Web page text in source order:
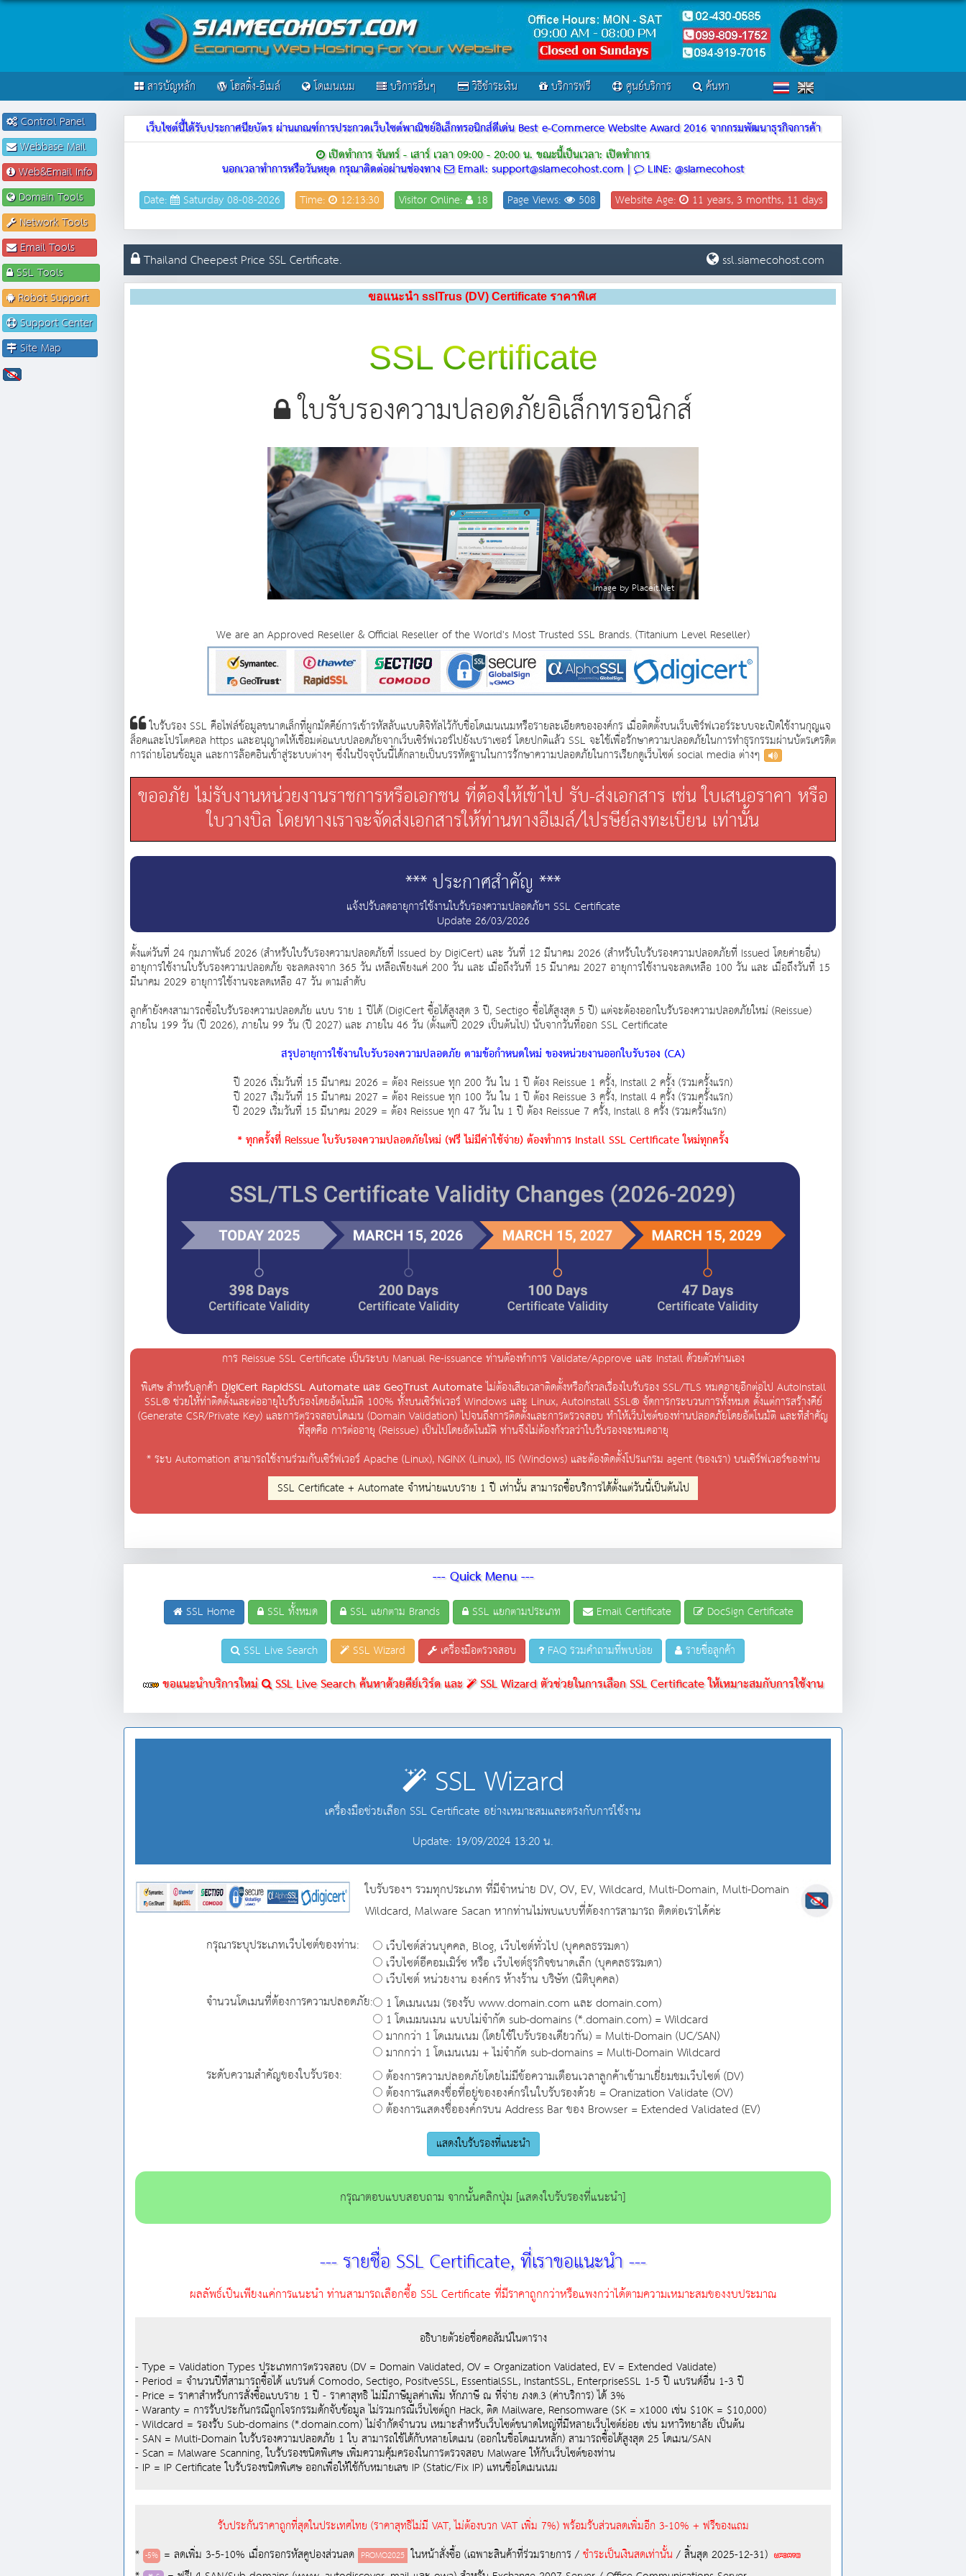
สารบัญหลัก โฮสติ้ง-อีเมล์ โดเมนเนม บริการอื่นๆ วิธีชำระเงิน บริการฟรี ศูนย์บริการ ค้นหา
เว็บไซต์นี้ได้รับประกาศนียบัตร ผ่านเกณฑ์การประกวดเว็บไซต์พาณิชย์อิเล็กทรอนิกส์ดีเด่น Best e-Commerce Website Award 2016 จากกรมพัฒนาธุรกิจการค้า
เปิดทำการ จันทร์ - เสาร์ เวลา 09:00 - 20:00 น.ขณะนี้เป็นเวลา: เปิดทำการ
นอกเวลาทำการหรือวันหยุด กรุณาติดต่อผ่านช่องทาง Email: support@siamecohost.com | LINE: @siamecohost
Date: Saturday 08-08-2026 Time: 12:13:30 Visitor Online: 18 Page Views: 508 Website Age: 11 years, 3 months, 11 days
Thailand Cheepest Price SSL Certificate. ssl.siamecohost.com
ขอแนะนำ sslTrus
SSL Certificate
ใบรับรองความปลอดภัยอิเล็กทรอนิกส์
Image by Placeit.Net
We are an Approved Reseller & Official Reseller of the World's Most Trusted SSL Brands. (Titanium Level Reseller)
ใบรับรอง SSL คือไฟล์ข้อมูลขนาดเล็กที่ผูกมัดคีย์การเข้ารหัสลับแบบดิจิทัลไว้กับชื่อโดเมนเนมหรือรายละเอียดขององค์กร เมื่อติดตั้งบนเว็บเซิร์ฟเวอร์ระบบจะเปิดใช้งานกุญแจ
ล็อคและโปรโตคอล https และอนุญาตให้เชื่อมต่อแบบปลอดภัยจากเว็บเซิร์ฟเวอร์ไปยังเบราเซอร์ โดยปกติแล้ว SSL จะใช้เพื่อรักษาความปลอดภัยในการทำธุรกรรมผ่านบัตรเครดิต
การถ่ายโอนข้อมูล และการล๊อคอินเข้าสู่ระบบต่างๆ ซึ่งในปัจจุบันนี้ได้กลายเป็นบรรทัดฐานในการรักษาความปลอดภัยในการเรียกดูเว็บไซต์ social media ต่างๆ
ขออภัย ไม่รับงานหน่วยงานราชการหรือเอกชน ที่ต้องให้เข้าไป รับ-ส่งเอกสาร เช่น ใบเสนอราคา หรือ
ใบวางบิล โดยทางเราจะจัดส่งเอกสารให้ท่านทางอีเมล์/ไปรษีย์ลงทะเบียน เท่านั้น
*** ประกาศสำคัญ ***
แจ้งปรับลดอายุการใช้งานใบรับรองความปลอดภัยฯ SSL Certificate
Update 26/03/2026
ตั้งแต่วันที่ 24 กุมภาพันธ์ 2026 (สำหรับใบรับรองความปลอดภัยที่ Issued by DigiCert) และ วันที่ 12 มีนาคม 2026 (สำหรับใบรับรองความปลอดภัยที่ Issued โดยค่ายอื่น)
อายุการใช้งานใบรับรองความปลอดภัย จะลดลงจาก 365 วัน เหลือเพียงแค่ 200 วัน และ เมื่อถึงวันที่ 15 มีนาคม 2027 อายุการใช้งานจะลดเหลือ 100 วัน และ เมื่อถึงวันที่ 15
มีนาคม 2029 อายุการใช้งานจะลดเหลือ 47 วัน ตามลำดับ
ลูกค้ายังคงสามารถซื้อใบรับรองความปลอดภัย แบบ ราย 1 ปีได้ (DigiCert ซื้อได้สูงสุด 3 ปี, Sectigo ซื้อได้สูงสุด 5 ปี) แต่จะต้องออกใบรับรองความปลอดภัยใหม่ (Reissue)
ภายใน 199 วัน (ปี 2026), ภายใน 99 วัน (ปี 2027) และ ภายใน 46 วัน (ตั้งแต่ปี 2029 เป็นต้นไป) นับจากวันที่ออก SSL Certificate
สรุปอายุการใช้งานใบรับรองความปลอดภัย ตามข้อกำหนดใหม่ ของหน่วยงานออกใบรับรอง (CA)
ปี 2026 เริ่มวันที่ 15 มีนาคม 2026 = ต้อง Reissue ทุก 200 วัน ใน 1 ปี ต้อง Reissue 1 ครั้ง, Install 2 ครั้ง (รวมครั้งแรก)
ปี 2027 เริ่มวันที่ 15 มีนาคม 2027 = ต้อง Reissue ทุก 100 วัน ใน 1 ปี ต้อง Reissue 3 ครั้ง, Install 4 ครั้ง (รวมครั้งแรก)
ปี 2029 เริ่มวันที่ 15 มีนาคม 2029 = ต้อง Reissue ทุก 47 วัน ใน 1 ปี ต้อง Reissue 7 ครั้ง, Install 8 ครั้ง (รวมครั้งแรก)
* ทุกครั้งที่ Reissue ใบรับรองความปลอดภัยใหม่ (ฟรี ไม่มีค่าใช้จ่าย) ต้องทำการ Install SSL Certificate ใหม่ทุกครั้ง
การ Reissue SSL Certificate เป็นระบบ Manual Re-issuance ท่านต้องทำการ Validate/Approve และ Install ด้วยตัวท่านเอง
พิเศษ สำหรับลูกค้า DigiCert RapidSSL Automate และ GeoTrust Automateไม่ต้องเสียเวลาติดตั้งหรือกังวลเรื่องใบรับรอง SSL/TLS หมดอายุอีกต่อไป AutoInstall
SSL® ช่วยให้ท่าติดตั้งและต่ออายุใบรับรองโดยอัตโนมัติ 100% ทั้งบนเซิร์ฟเวอร์ Windows และ Linux, AutoInstall SSL® จัดการกระบวนการทั้งหมด ตั้งแต่การสร้างคีย์
(Generate CSR/Private Key) และการตรวจสอบโดเมน (Domain Validation) ไปจนถึงการติดตั้งและการตรวจสอบ ทำให้เว็บไซต์ของท่านปลอดภัยโดยอัตโนมัติ และที่สำคัญ
ที่สุดคือ การต่ออายุ (Reissue) เป็นไปโดยอัตโนมัติ ท่านจึงไม่ต้องกังวลว่าใบรับรองจะหมดอายุ
* ระบ Automation สามารถใช้งานร่วมกับเซิร์ฟเวอร์ Apache (Linux), NGINX (Linux), IIS (Windows) และต้องติดตั้งโปรแกรม agent (ของเรา) บนเซิร์ฟเวอร์ของท่าน
SSL Certificate + Automate จำหน่ายแบบราย 1 ปี เท่านั้น สามารถซื้อบริการได้ตั้งแต่วันนี้เป็นต้นไป
--- Quick Menu ---
SSL Home SSL ทั้งหมด SSL แยกตาม Brands SSL แยกตามประเภท Email Certificate
DocSign Certificate
SSL Live Search
SSL Wizard เครื่องมือตรวจสอบ FAQ รวมคำถามที่พบบ่อย รายชื่อลูกค้า
ขอแนะนำบริการใหม่ SSL Live Search ค้นหาด้วยคีย์เวิร์ด และ SSL Wizard ตัวช่วยในการเลือก SSL Certificate ให้เหมาะสมกับการใช้งาน
SSL Wizard
เครื่องมือช่วยเลือก SSL Certificate อย่างเหมาะสมและตรงกับการใช้งาน
Update: 19/09/2024 13:20 น.
ใบรับรองฯ รวมทุกประเภท ที่มีจำหน่าย DV, OV, EV, Wildcard, Multi-Domain, Multi-Domain
Wildcard, Malware Sacan หากท่านไม่พบแบบที่ต้องการสามารถ ติดต่อเราได้ค่ะ
กรุณาระบุประเภทเว็บไซต์ของท่าน:
เว็บไซต์ส่วนบุคคล, Blog, เว็บไซต์ทั่วไป (บุคคลธรรมดา)
เว็บไซต์อีคอมเมิร์ซ หรือ เว็บไซต์ธุรกิจขนาดเล็ก (บุคคลธรรมดา)
เว็บไซต์ หน่วยงาน องค์กร ห้างร้าน บริษัท (นิติบุคคล)
จำนวนโดเมนที่ต้องการความปลอดภัย:
1 โดเมนเนม (รองรับ www.domain.com และ domain.com)
1 โดเมมนเมน แบบไม่จำกัด sub-domains (*.domain.com) = Wildcard
มากกว่า 1 โดเมนเนม (โดยใช้ใบรับรองเดียวกัน) = Multi-Domain (UC/SAN)
มากกว่า 1 โดเมนเนม + ไม่จำกัด sub-domains = Multi-Domain Wildcard
ระดับความสำคัญของใบรับรอง:
ต้องการความปลอดภัยโดยไม่มีข้อความเตือนเวลาลูกค้าเข้ามาเยี่ยมชมเว็บไซต์ (DV)
ต้องการแสดงชื่อที่อยู่ขององค์กรในใบรับรองด้วย = Oranization Validate (OV)
ต้องการแสดงชื่อองค์กรบน Address Bar ของ Browser = Extended Validated (EV)
กรุณาตอบแบบสอบถาม จากนั้นคลิกปุ่ม [แสดงใบรับรองที่แนะนำ]
--- รายชื่อ SSL Certificate, ที่เราขอแนะนำ ---
ผลลัพธ์เป็นเพียงแค่การแนะนำ ท่านสามารถเลือกซื้อ SSL Certificate ที่มีราคาถูกกว่าหรือแพงกว่าได้ตามความเหมาะสมของงบประมาณ
อธิบายตัวย่อชื่อคอลัมน์ในตาราง
- Type = Validation Types ประเภทการตรวจสอบ (DV = Domain Validated, OV = Organization Validated, EV = Extended Validate)
- Period = จำนวนปีที่สามารถซื้อได้ แบรนด์ Comodo, Sectigo, PositveSSL, EssentialSSL, InstantSSL, EnterpriseSSL 1-5 ปี แบรนด์อื่น 1-3 ปี
- Price = ราคาสำหรับการสั่งซื้อแบบราย 1 ปี - ราคาสุทธิ ไม่มีภาษีมูลค่าเพิ่ม หักภาษี ณ ที่จ่าย ภงด.3 (ค่าบริการ) ได้ 3%
- Waranty = การรับประกันกรณีถูกโจรกรรมดักจับข้อมูล ไม่รวมกรณีเว็บไซต์ถูก Hack, ติด Mailware, Rensomware ($K = x1000 เช่น $10K = $10,000)
- Wildcard = รองรับ Sub-domains (*.domain.com) ไม่จำกัดจำนวน เหมาะสำหรับเว็บไซต์ขนาดใหญ่ที่มีหลายเว็บไซต์ย่อย เช่น มหาวิทยาลัย เป็นต้น
- SAN = Multi-Domain ใบรับรองความปลอดภัย 1 ใบ สามารถใช้ได้กับหลายโดเมน (ออกในชื่อโดเมนหลัก) สามารถซื้อได้สูงสุด 25 โดเมน/SAN
- Scan = Malware Scanning, ใบรับรองชนิดพิเศษ เพิ่มความคุ้มครองในการตรวจสอบ Malware ให้กับเว็บไซต์ของท่าน
- IP = IP Certificate ใบรับรองชนิดพิเศษ ออกเพื่อให้ใช้กับหมายเลข IP (Static/Fix IP) แทนชื่อโดเมนเนม
รับประกันราคาถูกที่สุดในประเทศไทย (ราคาสุทธิไม่มี VAT, ไม่ต้องบวก VAT เพิ่ม 7%) พร้อมรับส่วนลดเพิ่มอีก 3-10% + ฟรีของแถม
* -5% = ลดเพิ่ม 3-5-10% เมื่อกรอกรหัสคูปองส่วนลด PROMO2025 ในหน้าสั่งซื้อ (เฉพาะสินค้าที่ร่วมรายการ /ชำระเป็นเงินสดเท่านั้น/ สิ้นสุด 2025-12-31)
Control Panel
Webbase Mail
Web&Email Info
Domain Tools
Network Tools
Email Tools
SSL Tools
Robot Support
Support Center
Site Map